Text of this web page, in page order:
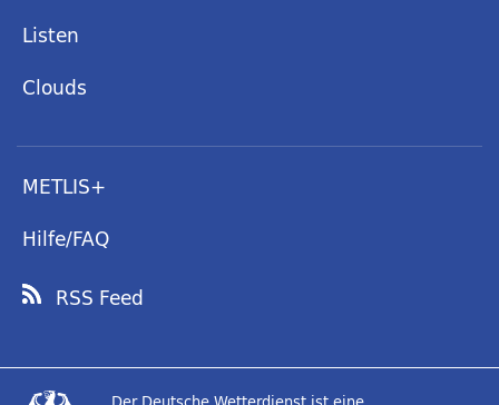
Listen
Clouds
METLIS+
Hilfe/FAQ
RSS Feed